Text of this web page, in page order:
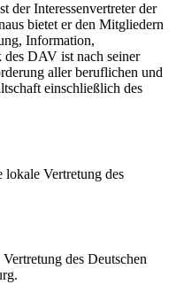
der Interessenvertreter der
bietet er den Mitgliedern
Information,
DAV ist nach seiner
aller beruflichen und
einschließlich des
Vertretung des
des Deutschen